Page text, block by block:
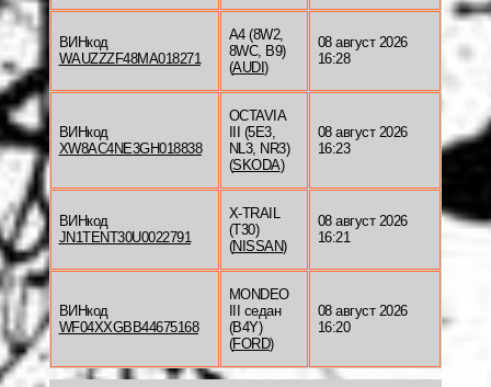
ВИНкод
WAUZZZF48MA018271
A4 (8W2,
8WC, B9)
(AUDI )
08 август 2026
16:28
ВИНкод
XW8AC4NE3GH018838
OCTAVIA
III (5E3,
NL3, NR3)
(SKODA)
08 август 2026
16:23
ВИНкод
JN1TENT30U0022791
X-TRAIL
(T30)
(NISSAN)
08 август 2026
16:21
ВИНкод
WF04XXGBB44675168
MONDEO
III седан
(B4Y)
(FORD)
08 август 2026
16:20